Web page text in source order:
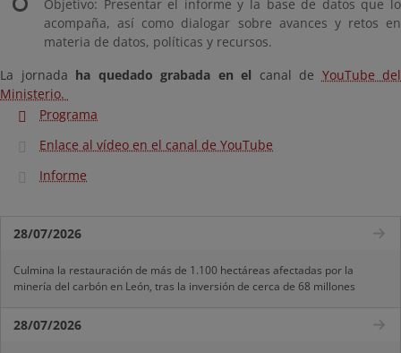
Objetivo: Presentar el informe y la base de datos que lo
acompaña, así como dialogar sobre avances y retos en
materia de datos, políticas y recursos.
La jornada ha quedado grabada en el canal de YouTube del
Ministerio.
Programa
Enlace al vídeo en el canal de YouTube
Informe
28/07/2026
Culmina la restauración de más de 1.100 hectáreas afectadas por la
minería del carbón en León, tras la inversión de cerca de 68 millones
28/07/2026